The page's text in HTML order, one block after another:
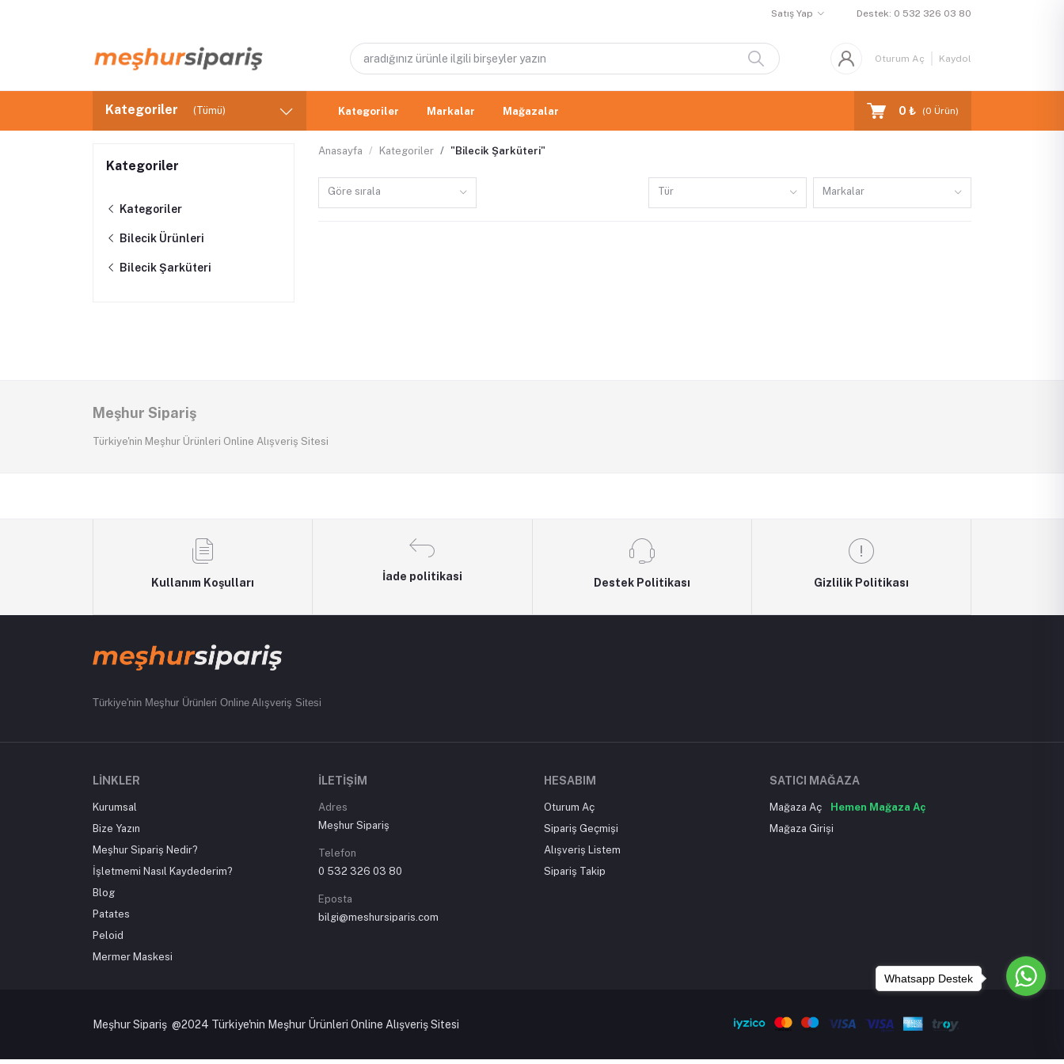
Satış Yap Destek: 0 532 326 03 80
Oturum Aç Kaydol
Kategoriler (Tümü) Kategoriler Markalar Mağazalar 0 ₺ (0 Ürün)
Kategoriler
Kategoriler
Bilecik Ürünleri
Bilecik Şarküteri
Anasayfa Kategoriler "Bilecik Şarküteri"
Göre sırala Tür Markalar
Meşhur Sipariş
Türkiye'nin Meşhur Ürünleri Online Alışveriş Sitesi
Kullanım Koşulları
İade politikasi
Destek Politikası Gizlilik Politikası
Türkiye'nin Meşhur Ürünleri Online Alışveriş Sitesi
LINKLER
Kurumsal
Bize Yazın
Meşhur Sipariş Nedir?
İşletmemi Nasıl Kaydederim?
Blog
Patates
Peloid
Mermer Maskesi
İLETIŞIM
Adres
Meşhur Sipariş
Telefon
0 532 326 03 80
Eposta
bilgi@meshursiparis.com
HESABIM
Oturum Aç
Sipariş Geçmişi
Alışveriş Listem
Sipariş Takip
SATICI MAĞAZA
Mağaza Aç
Hemen Mağaza Aç
Mağaza Girişi
Meşhur Sipariş @2024 Türkiye'nin Meşhur Ürünleri Online Alışveriş Sitesi
Whatsapp Destek